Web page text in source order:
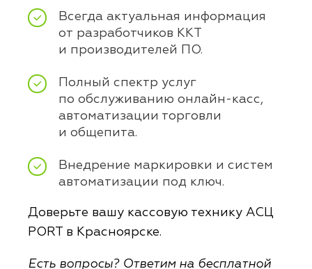
Всегда актуальная информация
от разработчиков ККТ
и производителей ПО.
Полный спектр услуг
по обслуживанию онлайн-касс,
автоматизации торговли
и общепита.
Внедрение маркировки и систем
автоматизации под ключ.
Доверьте вашу кассовую технику АСЦ
PORT в Красноярске.
Есть вопросы? Ответим на бесплатной